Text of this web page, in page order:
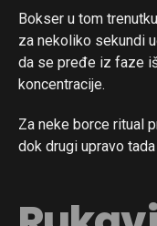
Bokser u tom
za nekoliko sekundi
da se pređe iz faze
koncentracije.
Za neke borce ritual
dok drugi upravo